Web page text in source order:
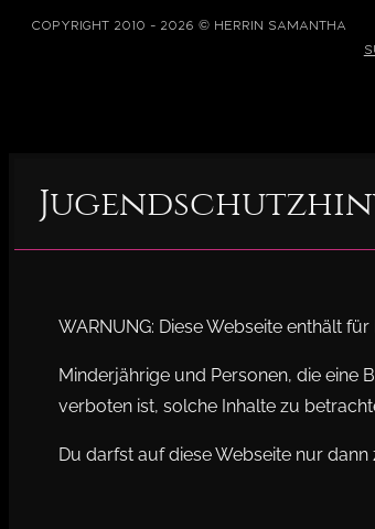
Copyright 2010 - 2026 ©Herrin Samantha
WARNUNG: Diese Webseite enthält
Minderjährige und Personen, die eine
verboten ist, solche Inhalte zu
Du darfst auf diese Webseite nur